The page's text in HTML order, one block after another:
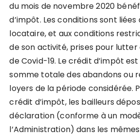
du mois de novembre 2020
d’impôt. Les conditions sont liées
locataire, et aux conditions
de son activité, prises pour lutter
de Covid-19. Le crédit d’impôt
somme totale des abandons ou
loyers de la période considérée.
crédit d’impôt, les bailleurs
déclaration (conforme à un
l’Administration) dans les